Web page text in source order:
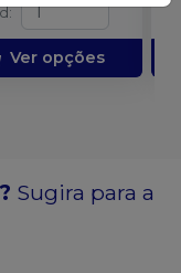
:
Ver opções
Sugira para a